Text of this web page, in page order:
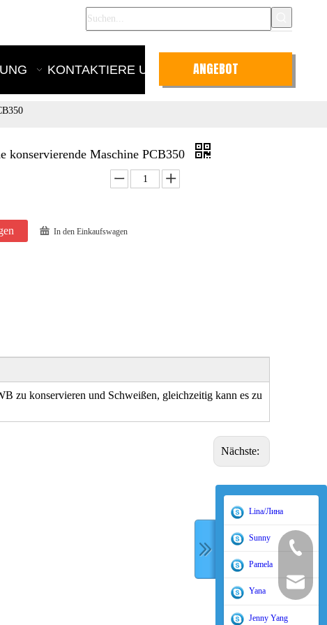
KONTAKTIERE UNS
ANGEBOT
konservierende Maschine PCB350
In den Einkaufswagen
zu konservieren und Schweißen, gleichzeitig kann es zu
Nächste:
Lina/Лина
Sunny
Pamela
Yana
Jenny Yang
400-998-